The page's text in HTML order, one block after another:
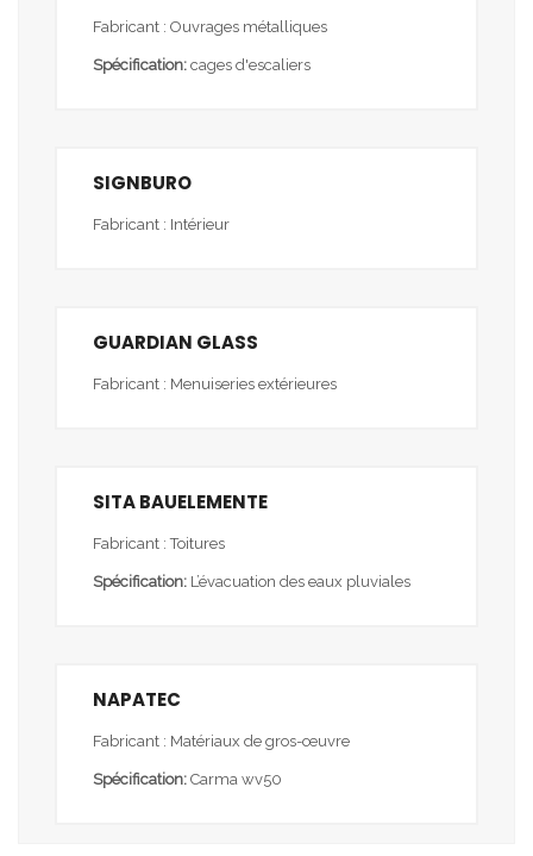
Fabricant : Ouvrages métalliques
Spécification: cages d'escaliers
SIGNBURO
Fabricant : Intérieur
GUARDIAN GLASS
Fabricant : Menuiseries extérieures
SITA BAUELEMENTE
Fabricant : Toitures
Spécification: L’évacuation des eaux pluviales
NAPATEC
Fabricant : Matériaux de gros-œuvre
Spécification: Carma wv50